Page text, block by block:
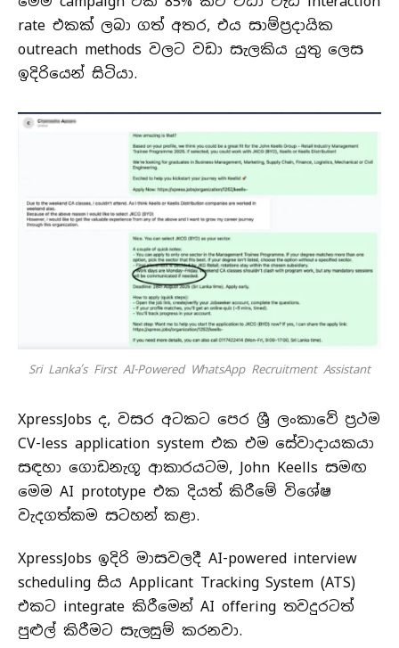
rate එකක් ලබා ගත් අතර, එය සාම්ප්‍රදායික
outreach methods වලට වඩා සැලකිය යුතු ලෙස
ඉදිරියෙන් සිටියා.
Sri Lanka’s First AI-Powered WhatsApp Recruitment Assistant
XpressJobs ද, වසර අටකට පෙර ශ්‍රී ලංකාවේ ප්‍රථම
CV-less application system එක එම සේවාදායකයා
සඳහා ගොඩනැගූ ආකාරයටම, John Keells සමඟ
මෙම AI prototype එක දියත් කිරීමේ විශේෂ
වැදගත්කම සටහන් කළා.
XpressJobs ඉදිරි මාසවලදී AI-powered interview
scheduling සිය Applicant Tracking System (ATS)
එකට integrate කිරීමෙන් AI offering තවදුරටත්
පුළුල් කිරීමට සැලසුම් කරනවා.